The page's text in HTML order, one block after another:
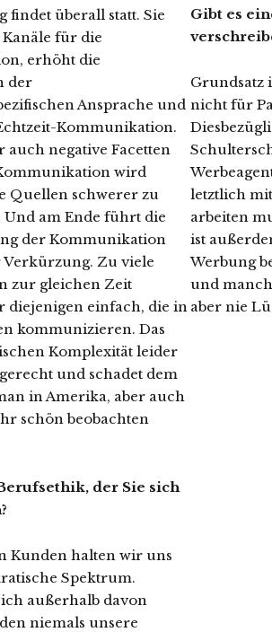
findet überall statt. Sie
für die
erhöht die
der
Ansprache und
Kommunikation.
auch negative Facetten
wird
Quellen schwerer zu
am Ende führt die
der Kommunikation
Verkürzung. Zu viele
zur gleichen Zeit
diejenigen einfach, die in
kommunizieren. Das
Komplexität leider
und schadet dem
in Amerika, aber auch
schön beobachten
der Sie sich
Kunden halten wir uns
Spektrum.
außerhalb davon
niemals unsere
Gibt es
Grundsatz
nicht für
letztlich
arbeiten
ist
Werbung
und
aber nie